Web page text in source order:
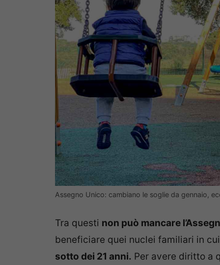
Assegno Unico: cambiano le soglie da gennaio,
Tra questi non può mancare
beneficiare quei nuclei familiari in
sotto dei 21 anni. Per avere diritto a